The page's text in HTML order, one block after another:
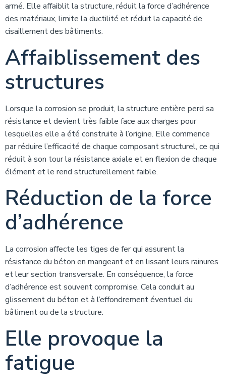
armé. Elle affaiblit la structure, réduit la force d’adhérence
des matériaux, limite la ductilité et réduit la capacité de
cisaillement des bâtiments.
Affaiblissement des
structures
Lorsque la corrosion se produit, la structure entière perd sa
résistance et devient très faible face aux charges pour
lesquelles elle a été construite à l’origine. Elle commence
par réduire l’efficacité de chaque composant structurel, ce qui
réduit à son tour la résistance axiale et en flexion de chaque
élément et le rend structurellement faible.
Réduction de la force
d’adhérence
La corrosion affecte les tiges de fer qui assurent la
résistance du béton en mangeant et en lissant leurs rainures
et leur section transversale. En conséquence, la force
d’adhérence est souvent compromise. Cela conduit au
glissement du béton et à l’effondrement éventuel du
bâtiment ou de la structure.
Elle provoque la
fatigue